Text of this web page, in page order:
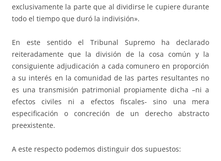
exclusivamente la parte que al dividirse le cupiere durante
todo el tiempo que duró la indivisión».
En este sentido el Tribunal Supremo ha declarado
reiteradamente que la división de la cosa común y la
consiguiente adjudicación a cada comunero en proporción
a su interés en la comunidad de las partes resultantes no
es una transmisión patrimonial propiamente dicha –ni a
efectos civiles ni a efectos fiscales- sino una mera
especificación o concreción de un derecho abstracto
preexistente.
A este respecto podemos distinguir dos supuestos: